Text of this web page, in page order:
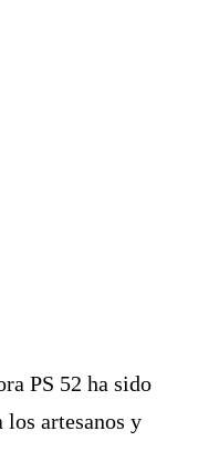
PS 52 ha sido
los artesanos y